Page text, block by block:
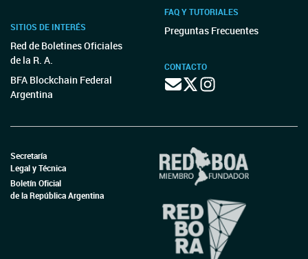
SITIOS DE INTERÉS
Red de Boletines Oficiales
de la R. A.
BFA Blockchain Federal
Argentina
FAQ Y TUTORIALES
Preguntas Frecuentes
CONTACTO
Secretaría
Legal y Técnica
Boletín Oficial
de la República Argentina